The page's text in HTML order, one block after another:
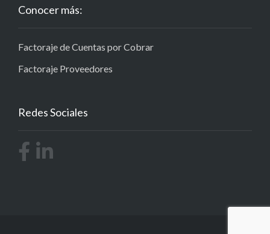
Conocer más:
Factoraje de Cuentas por Cobrar
Factoraje Proveedores
Redes Sociales